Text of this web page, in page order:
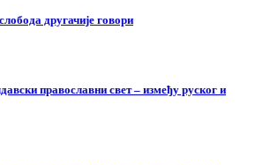
другачије говори
православни свет – између руског и